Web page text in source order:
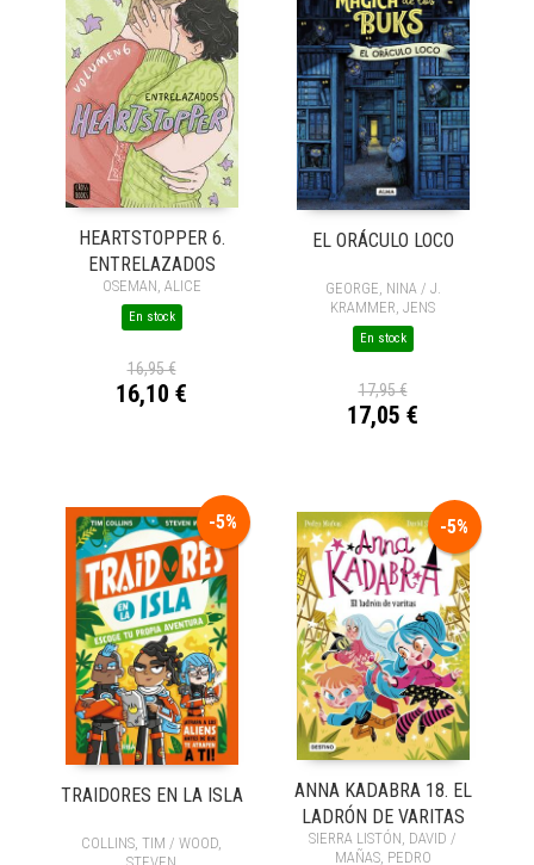
HEARTSTOPPER 6.
ENTRELAZADOS
OSEMAN, ALICE
En stock
16,95 €
16,10 €
EL ORÁCULO LOCO
GEORGE, NINA / J.
KRAMMER, JENS
En stock
17,95 €
17,05 €
-5%
TRAIDORES EN LA ISLA
COLLINS, TIM / WOOD,
-5%
ANNA KADABRA 18. EL
LADRÓN DE VARITAS
SIERRA LISTÓN, DAVID /
MAÑAS, PEDRO